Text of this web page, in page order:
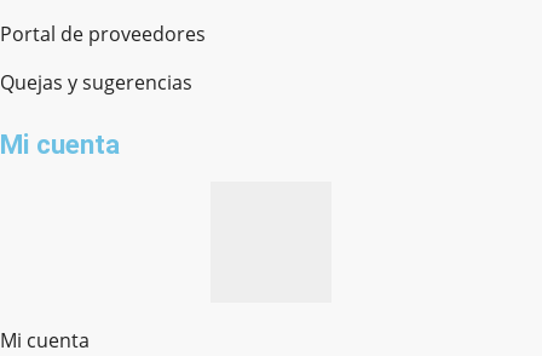
Portal de proveedores
Quejas y sugerencias
Mi cuenta
Mi cuenta